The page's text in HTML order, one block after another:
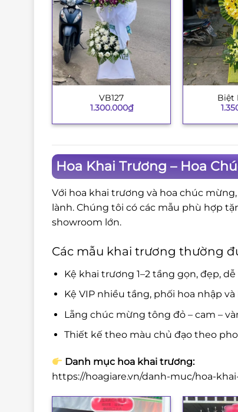
VB127
1.300.000₫
Biệt
Hoa Khai Trương – Hoa
Với hoa khai trương và hoa chúc
lành. Chúng tôi có các mẫu phù hợp
showroom lớn.
Các mẫu khai trương thường
Kệ khai trương 1–2 tầng gọn, đẹp,
Kệ VIP nhiều tầng, phối hoa nhập
Lẵng chúc mừng tông đỏ – cam –
Thiết kế theo màu chủ đạo theo
Danh mục hoa khai trương:
https://hoagiare.vn/danh-muc/hoa-